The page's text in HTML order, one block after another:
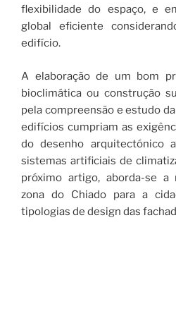
flexibilidade do espaço, e
global eficiente
edifício.
A elaboração de um bom
bioclimática ou construção
pela compreensão e estudo
edifícios cumpriam as
do desenho arquitectónico
sistemas artificiais de
próximo artigo, aborda-se a
zona do Chiado para a
tipologias de design das